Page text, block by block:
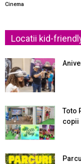
Cinema
Locatii kid-
Toto
copii